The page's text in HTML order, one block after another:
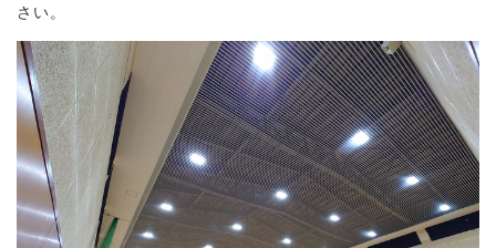
さい。